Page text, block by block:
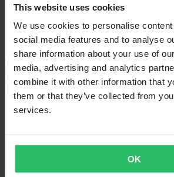
This website uses cookies
We use cookies to personalise
social media features and to analyse
share information about your use of
media, advertising and analytics
combine it with other information that
them or that they’ve collected from
services.
OK
IzolaceNe
Výška balení143
XS
Šířka balení320
Průvodce velikostmi
Doprava a vrácení
Recenze zákazníků (2)